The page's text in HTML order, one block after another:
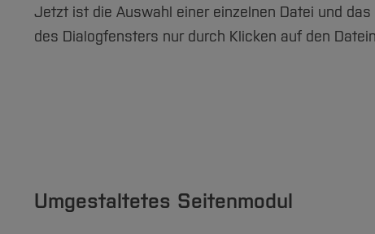
Jetzt ist die Auswahl einer einzelnen Datei und
des Dialogfensters nur durch Klicken auf den
Umgestaltetes Seitenmodul